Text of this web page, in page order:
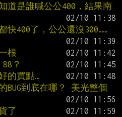
道是誰喊公公400，結果南
快400了，公公還沒300……
根
？
的買點…
BUG到底在哪？ 美光整個
了